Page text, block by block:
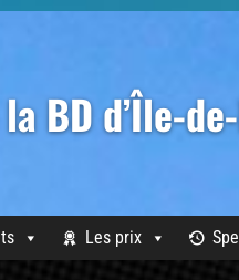
BD d’Île-
Les prix